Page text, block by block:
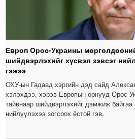
Европ Орос-Украины
шийдвэрлэхийг хүсвэл зэвсэг
гэжээ
ОХУ-ын Гадаад хэргийн дэд сайд
хэлэхдээ, хэрэв Европын орнууд Орос-
тайвнаар шийдвэрлэхийг дэмжиж байгаа
нийлүүлэхээ зогсоох ёстой гэв.